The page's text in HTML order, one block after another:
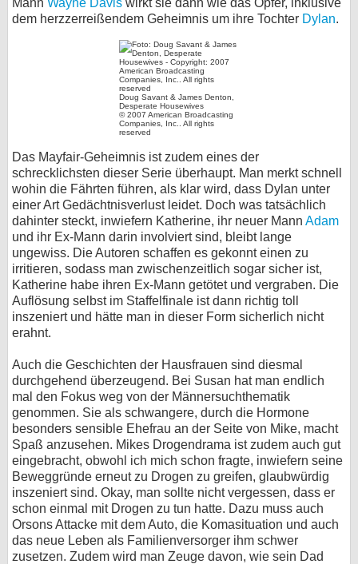
Mann Wayne Davis wirkt sie dann wie das Opfer, inklusive
dem herzzerreißendem Geheimnis um ihre Tochter Dylan.
Doug Savant & James Denton,
Desperate Housewives
© 2007 American Broadcasting
Companies, Inc.. All rights
reserved
Das Mayfair-Geheimnis ist zudem eines der
schrecklichsten dieser Serie überhaupt. Man merkt schnell
wohin die Fährten führen, als klar wird, dass Dylan unter
einer Art Gedächtnisverlust leidet. Doch was tatsächlich
dahinter steckt, inwiefern Katherine, ihr neuer Mann Adam
und ihr Ex-Mann darin involviert sind, bleibt lange
ungewiss. Die Autoren schaffen es gekonnt einen zu
irritieren, sodass man zwischenzeitlich sogar sicher ist,
Katherine habe ihren Ex-Mann getötet und vergraben. Die
Auflösung selbst im Staffelfinale ist dann richtig toll
inszeniert und hätte man in dieser Form sicherlich nicht
erahnt.
Auch die Geschichten der Hausfrauen sind diesmal
durchgehend überzeugend. Bei Susan hat man endlich
mal den Fokus weg von der Männersuchthematik
genommen. Sie als schwangere, durch die Hormone
besonders sensible Ehefrau an der Seite von Mike, macht
Spaß anzusehen. Mikes Drogendrama ist zudem auch gut
eingebracht, obwohl ich mich schon fragte, inwiefern seine
Beweggründe erneut zu Drogen zu greifen, glaubwürdig
inszeniert sind. Okay, man sollte nicht vergessen, dass er
schon einmal mit Drogen zu tun hatte. Dazu muss auch
Orsons Attacke mit dem Auto, die Komasituation und auch
das neue Leben als Familienversorger ihm schwer
zusetzen. Zudem wird man Zeuge davon, wie sein Dad